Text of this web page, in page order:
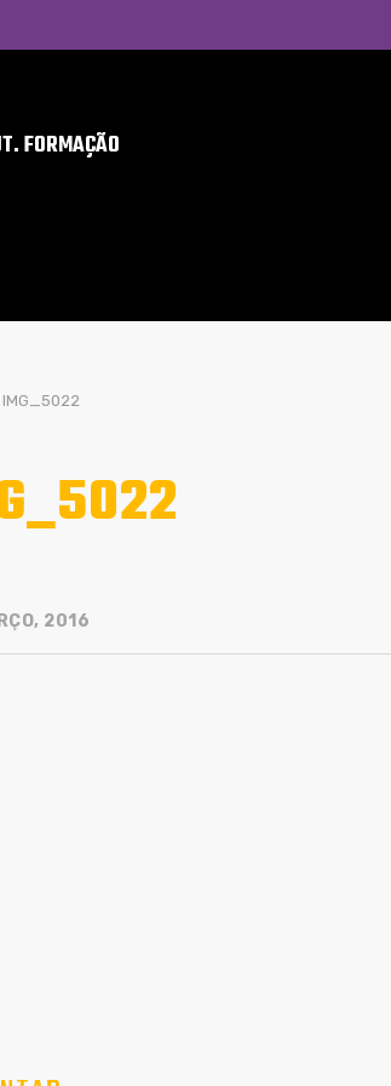
FORMAÇÃO
IMG_5022
2016